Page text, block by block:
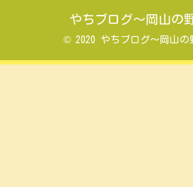
やちブログ～岡山の
© 2020 やちブログ～岡山の